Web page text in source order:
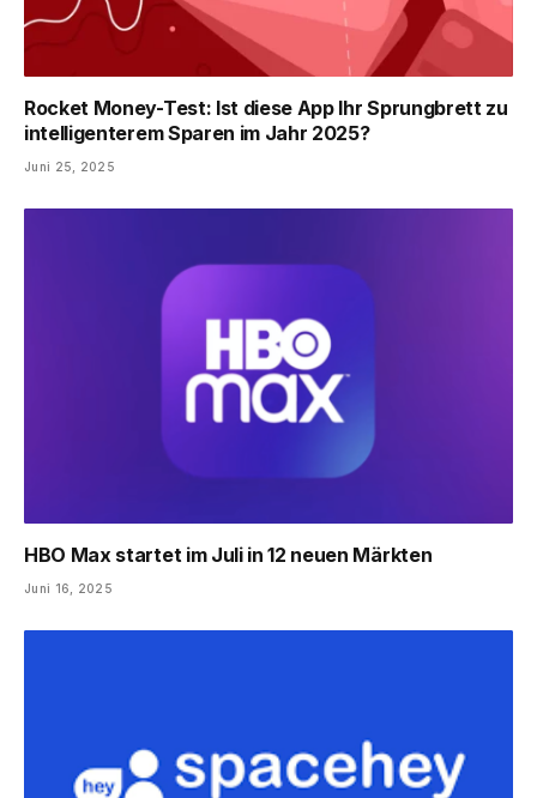
Rocket Money-Test: Ist diese App Ihr ​​Sprungbrett zu
intelligenterem Sparen im Jahr 2025?
Juni 25, 2025
HBO Max startet im Juli in 12 neuen Märkten
Juni 16, 2025